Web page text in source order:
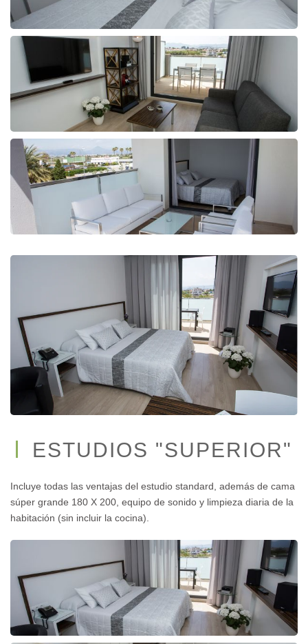
ESTUDIOS "SUPERIOR"
Incluye todas las ventajas del estudio standard, además de cama
súper grande 180 X 200, equipo de sonido y limpieza diaria de la
habitación (sin incluir la cocina).